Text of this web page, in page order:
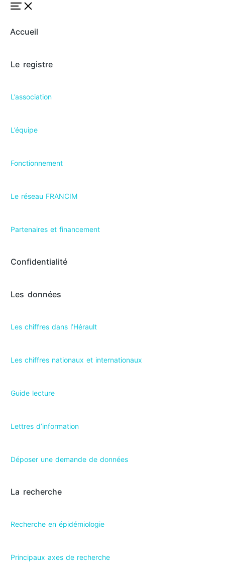
Accueil
Le registre
L’association
L’équipe
Fonctionnement
Le réseau FRANCIM
Partenaires et financement
Confidentialité
Les données
Les chiffres dans l’Hérault​
Les chiffres nationaux et internationaux
Guide lecture
Lettres d’information
Déposer une demande de données
La recherche
Recherche en épidémiologie
Principaux axes de recherche